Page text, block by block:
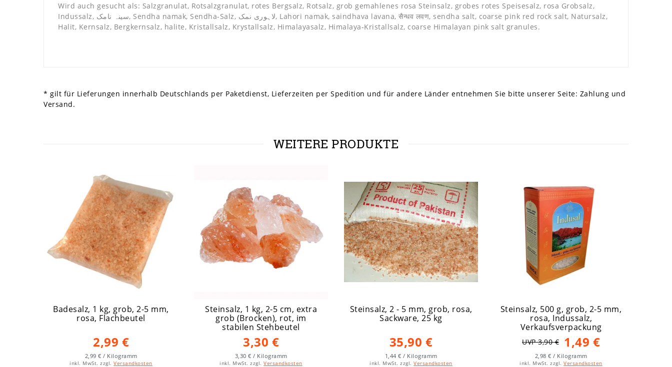
Wird auch gesucht als: Salzgranulat, Rotsalzgranulat, rotes Bergsalz, Rotsalz, grob gemahlenes rosa Steinsalz, grobes rotes Speisesalz, rosa Grobsalz,
Indussalz, سینہ نامک, Sendha namak, Sendha-Salz, لاہوری نمک, Lahori namak, saindhava lavana, सैन्धव लवण, sendha salt, coarse pink red rock salt, Natursalz,
Halit, Kernsalz, Bergkernsalz, halite, Kristallsalz, Krystallsalz, Himalayasalz, Himalaya-Kristallsalz, coarse Himalayan pink salt granules.
* gilt für Lieferungen innerhalb Deutschlands per Paketdienst, Lieferzeiten per Spedition und für andere Länder entnehmen Sie bitte unserer Seite: Zahlung und
Versand.
WEITERE PRODUKTE
Badesalz, 1 kg, grob, 2-5 mm,
rosa, Flachbeutel
2,99 €
2,99 € / Kilogramm
inkl. MwSt. zzgl.Versandkosten
Steinsalz, 1 kg, 2-5 cm, extra
grob (Brocken), rot, im
stabilen Stehbeutel
3,30 €
3,30 € / Kilogramm
inkl. MwSt. zzgl.Versandkosten
Steinsalz, 2 - 5 mm, grob, rosa,
Sackware, 25 kg
35,90 €
1,44 € / Kilogramm
inkl. MwSt. zzgl.Versandkosten
Steinsalz, 500 g, grob, 2-5 mm,
rosa, Indussalz,
Verkaufsverpackung
UVP 3,90 € 1,49 €
2,98 € / Kilogramm
inkl. MwSt. zzgl.Versandkosten